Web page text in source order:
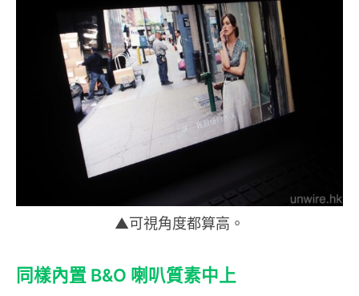
▲可視角度都算高。
同樣內置 B&O 喇叭質素中上